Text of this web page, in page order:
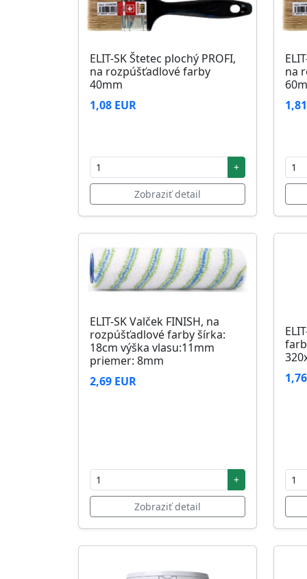
ELIT-SK Štetec plochý PROFI,
na rozpúšťadlové farby
40mm
1,08 EUR
+
Zobraziť detail
na
ELIT-SK Valček FINISH, na
rozpúšťadlové farby šírka:
18cm výška vlasu:11mm
priemer: 8mm
2,69 EUR
+
Zobraziť detail